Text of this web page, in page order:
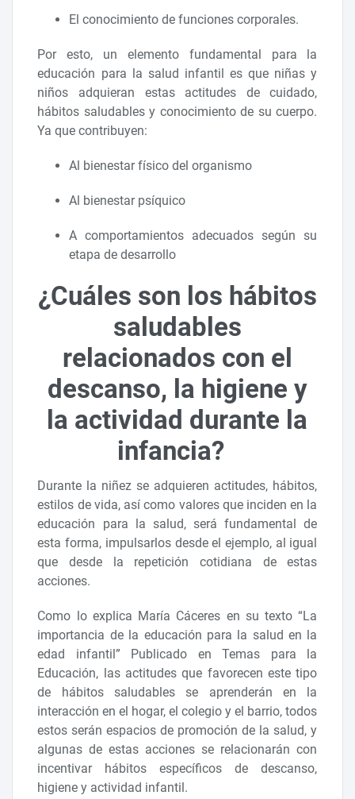
El conocimiento de funciones corporales.
Por esto, un elemento fundamental para la
educación para la salud infantil es que niñas y
niños adquieran estas actitudes de cuidado,
hábitos saludables y conocimiento de su cuerpo.
Ya que contribuyen:
Al bienestar físico del organismo
Al bienestar psíquico
A comportamientos adecuados según su
etapa de desarrollo
¿Cuáles son los hábitos
saludables
relacionados con el
descanso, la higiene y
la actividad durante la
infancia?
Durante la niñez se adquieren actitudes, hábitos,
estilos de vida, así como valores que inciden en la
educación para la salud, será fundamental de
esta forma, impulsarlos desde el ejemplo, al igual
que desde la repetición cotidiana de estas
acciones.
Como lo explica María Cáceres en su texto “La
importancia de la educación para la salud en la
edad infantil” Publicado en Temas para la
Educación, las actitudes que favorecen este tipo
de hábitos saludables se aprenderán en la
interacción en el hogar, el colegio y el barrio, todos
estos serán espacios de promoción de la salud, y
algunas de estas acciones se relacionarán con
incentivar hábitos específicos de descanso,
higiene y actividad infantil.